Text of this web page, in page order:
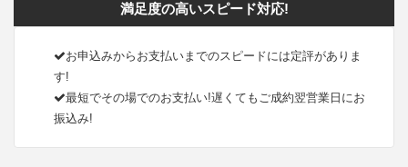
満足度の高いスピード対応!
お申込みからお支払いまでのスピードには定評がありま
す!
最短でその場でのお支払い!遅くてもご成約翌営業日にお
振込み!